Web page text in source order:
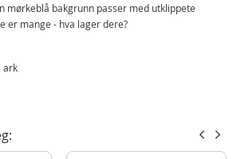
mørkeblå bakgrunn passer med utklippete
er mange - hva lager dere?
ark